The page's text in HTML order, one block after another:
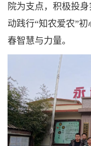
院为支点，积极投
动践行“知农爱农”
春智慧与力量。